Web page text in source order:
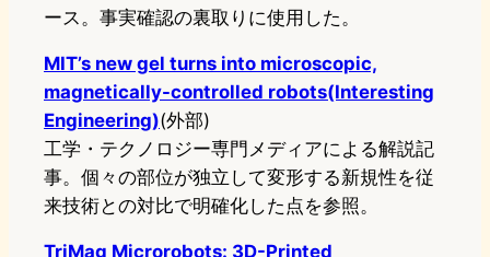
ース。事実確認の裏取りに使用した。
MIT’s new gel turns into microscopic,
magnetically-controlled robots(Interesting
Engineering)(外部)
工学・テクノロジー専門メディアによる解説記
事。個々の部位が独立して変形する新規性を従
来技術との対比で明確化した点を参照。
TriMag Microrobots: 3D-Printed